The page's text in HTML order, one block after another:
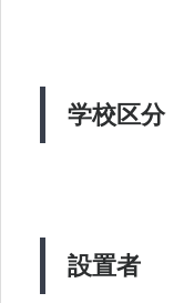
学校区分
設置者